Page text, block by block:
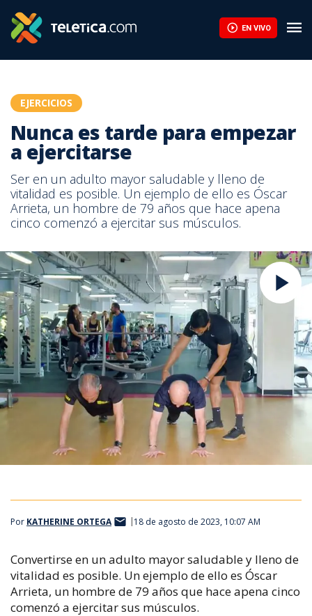
EN VIVO
EJERCICIOS
Nunca es tarde para empezar
a ejercitarse
Ser en un adulto mayor saludable y lleno de
vitalidad es posible. Un ejemplo de ello es Óscar
Arrieta, un hombre de 79 años que hace apena
cinco comenzó a ejercitar sus músculos.
Por KATHERINE ORTEGA 18 de agosto de 2023, 10:07 AM
Convertirse en un adulto mayor saludable y lleno de
vitalidad es posible. Un ejemplo de ello es Óscar
Arrieta, un hombre de 79 años que hace apena cinco
comenzó a ejercitar sus músculos.